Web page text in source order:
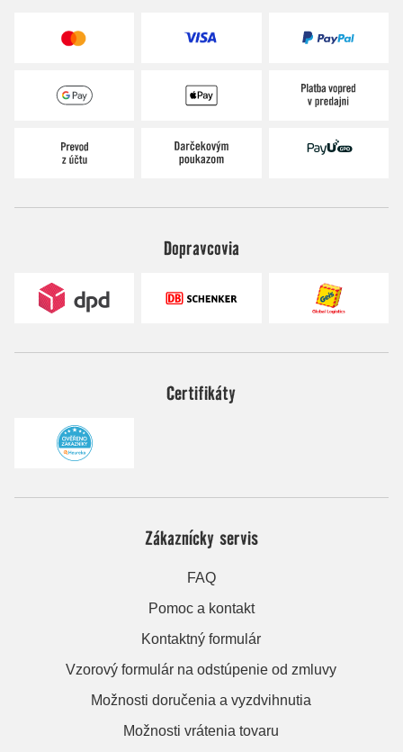
Dopravcovia
Certifikáty
Zákaznícky servis
FAQ
Pomoc a kontakt
Kontaktný formulár
Vzorový formulár na odstúpenie od zmluvy
Možnosti doručenia a vyzdvihnutia
Možnosti vrátenia tovaru